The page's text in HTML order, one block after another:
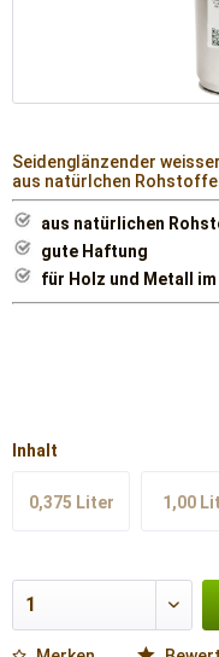
Seidenglänzender
aus natürlchen
aus natürlichen
gute Haftung
für Holz und Metall
Inhalt
0,375 Liter 1,00